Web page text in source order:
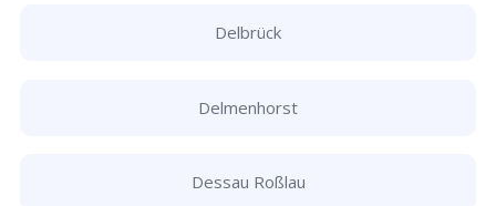
Delbrück
Delmenhorst
Dessau Roßlau